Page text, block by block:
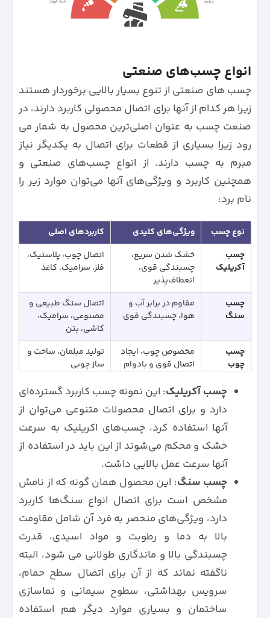
انواع چسب‌های صنعتی
چسب های صنعتی از تنوع بسیار بالایی برخوردار هستند
زیرا هر کدام از آنها برای اتصال محصولی کاربرد دارند، در
صنعت چسب به عنوان اصلی‌ترین محصول به شمار می
رود زیرا بسیاری از قطعات برای اتصال به یکدیگر نیاز
مبرم به چسب دارند. از انواع چسب‌های صنعتی و‌
همچنین کاربرد و ویژگی‌های آنها می‌توان موارد زیر را
نام برد:
نوع چسب ویژگی‌های کلیدی
کاربردهای اصلی
چسب
آکریلیک
خشک شدن سریع،
چسبندگی قوی،
انعطاف‌پذیر
اتصال چوب، پلاستیک،
فلز، سرامیک، کاغذ
چسب
سنگ
مقاوم در برابر آب و
هوا، چسبندگی قوی
اتصال سنگ طبیعی و
مصنوعی، سرامیک،
کاشی، بتن
چسب
چوب
مخصوص چوب، ایجاد
اتصال قوی و بادوام
تولید مبلمان، ساخت و
ساز چوبی
چسب
ترموپلاست
خشک شدن بسیار
سریع، چسبندگی
قوی، همه کاره
اتصال چوب، پلاستیک،
فلز، سطوح مختلف
الاستومر
انعطاف‌پذیر، مقاوم در
برابر ارتعاش،
چسبندگی قوی
صنایع خودرو، کشتی
سازی، هواپیما سازی
چسب
اپوکسی
دو جزئی، قوی، مقاوم
در برابر مواد شیمیایی
و حرارت
ساخت کامپوزیت،
تعمیرات، آب‌بندی
چسب
حرارتی
نیاز به تفنگ چسب،
خشک شدن سریع،
انعطاف‌پذیر
صنایع بسته بندی،
صنایع چوب، ساخت و
ساز
صنعتی دو
چسبندگی در هر دو
طرف، استفاده آسان
صنایع بسته بندی،
الکترونیک
چسب آکریلیک: این نمونه چسب کاربرد گسترده‌ای
دارد و برای اتصال محصولات متنوعی می‌توان از
آنها استفاده کرد، چسب‌های اکریلیک به سرعت
خشک و محکم می‌شوند از این باید در استفاده از
آنها سرعت عمل بالایی داشت.
چسب سنگ: این محصول همان گونه که از نامش
مشخص است برای اتصال انواع سنگ‌ها کاربرد
دارد، ویژگی‌های منحصر به فرد آن شامل مقاومت
بالا به دما و رطوبت و مواد اسیدی، قدرت
چسبندگی بالا و ماندگاری طولانی می شود، البته
ناگفته نماند که از آن برای اتصال سطح حمام،
سرویس بهداشتی، سطوح سیمانی و نماسازی
ساختمان و بسیاری موارد دیگر هم استفاده